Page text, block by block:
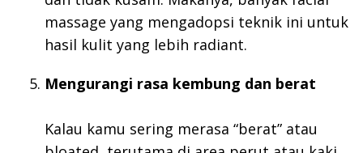
massage yang mengadopsi teknik ini untuk
hasil kulit yang lebih radiant.
Mengurangi rasa kembung dan berat
Kalau kamu sering merasa “berat” atau